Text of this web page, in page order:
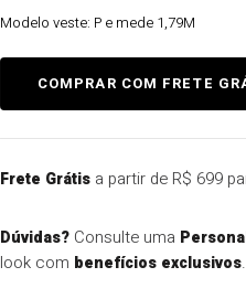
Modelo veste: P e mede 1,79M
Frete Grátisa partir de R$ 699
Dúvidas?Consulte uma
look com benefícios exclusivos.